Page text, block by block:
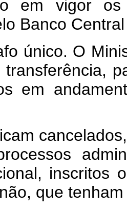
em vigor
Banco
O
transferência,
em
cancelados,
inscritos
que